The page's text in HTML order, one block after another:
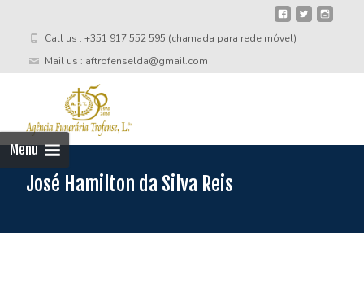
Call us : +351 917 552 595 (chamada para rede móvel)
Mail us : aftrofenselda@gmail.com
Menu
José Hamilton da Silva Reis